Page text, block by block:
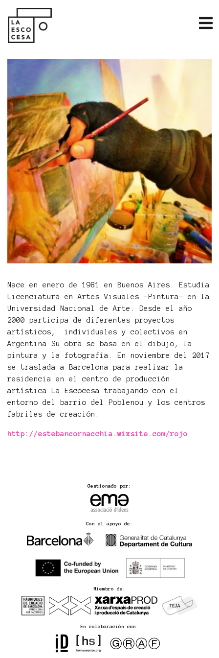
Nace en enero de 1981 en Buenos Aires. Estudia
Licenciatura en Artes Visuales -Pintura- en la
Universidad Nacional de Arte. Desde el año
2000 participa de diferentes proyectos
artísticos, individuales y colectivos en
Argentina Su obra se basa en el dibujo, la
pintura y la fotografía. En noviembre del 2017
se traslada a Barcelona para realizar la
residencia en el centro de producción
artística La Escocesa trabajando con el
entorno del barrio del Poblenou y los centros
fabriles de creación.
http://estebancornacchia.wixsite.com/rojo
Gestionado por:
Con el apoyo de:
Miembro de:
En colaboración con: